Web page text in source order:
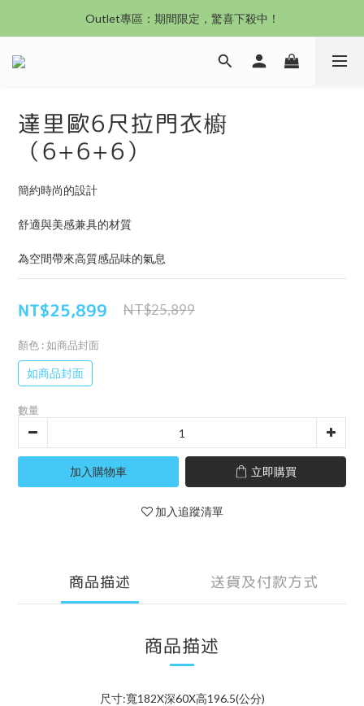
沙發新登場｜想躺就躺，頭等艙到商務艙一次擁有
Outlet專區：期間限定，驚喜下殺中！
沙發新登場｜想躺就躺，頭等艙到商務艙一次擁有
達里歐6尺拉門衣櫥
（6+6+6）
簡約時尚的設計
舒適與美感兼具的材質
為空間帶來高質感品味的氣息
NT$25,899 NT$25,899
顏色 : 如商品封面
如商品封面
數量
加入購物車 立即購買
加入追蹤清單
商品描述 送貨及付款方式
商品描述
尺寸:寬182X深60X高196.5(公分)